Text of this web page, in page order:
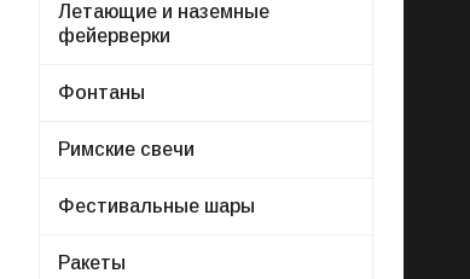
Летающие и наземные
фейерверки
Фонтаны
Римские свечи
Фестивальные шары
Ракеты